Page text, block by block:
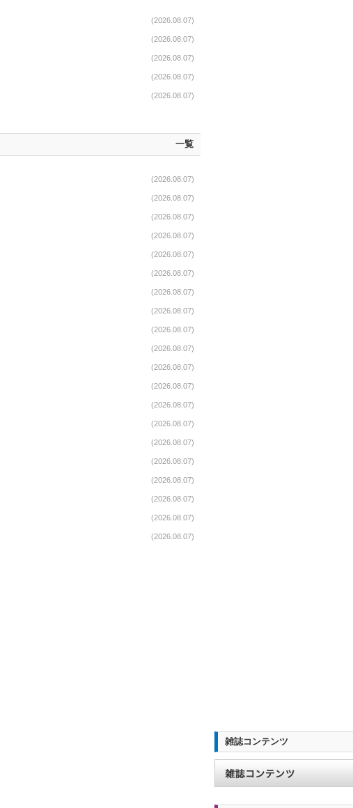
(2026.08.07)
(2026.08.07)
(2026.08.07)
(2026.08.07)
(2026.08.07)
一覧
(2026.08.07)
(2026.08.07)
(2026.08.07)
(2026.08.07)
(2026.08.07)
(2026.08.07)
(2026.08.07)
(2026.08.07)
(2026.08.07)
(2026.08.07)
(2026.08.07)
(2026.08.07)
(2026.08.07)
(2026.08.07)
(2026.08.07)
(2026.08.07)
(2026.08.07)
(2026.08.07)
(2026.08.07)
(2026.08.07)
雑誌コンテンツ